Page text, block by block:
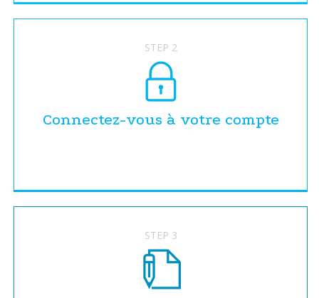
STEP 2
Connectez-vous à votre compte
STEP 3